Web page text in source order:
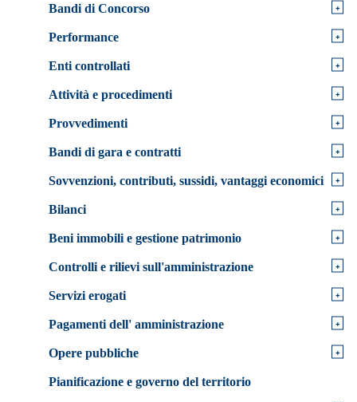
Bandi di Concorso +
Performance +
Enti controllati +
Attività e procedimenti +
Provvedimenti +
Bandi di gara e contratti +
Sovvenzioni, contributi, sussidi, vantaggi economici +
Bilanci +
Beni immobili e gestione patrimonio +
Controlli e rilievi sull'amministrazione +
Servizi erogati +
Pagamenti dell' amministrazione +
Opere pubbliche +
Pianificazione e governo del territorio